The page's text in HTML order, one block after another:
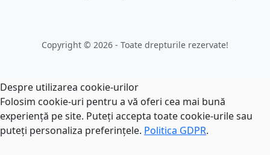
Copyright © 2026 - Toate drepturile rezervate!
Despre utilizarea cookie-urilor
Folosim cookie-uri pentru a vă oferi cea mai bună
experiență pe site. Puteți accepta toate cookie-urile sau
puteți personaliza preferințele. Politica GDPR.